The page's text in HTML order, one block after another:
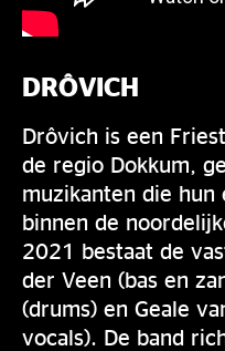
DRÔVICH
Drôvich is een
de regio Dokkum,
muzikanten die hun
binnen de
2021 bestaat de
der Veen (bas en
(drums) en Geale
vocals). De band